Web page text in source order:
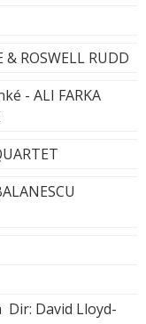
ROSWELL RUDD
- ALI FARKA
David Lloyd-